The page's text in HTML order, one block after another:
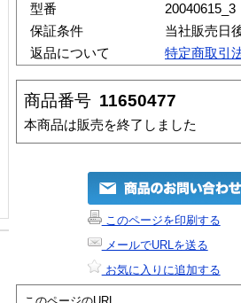
型番
20040615_3
保証条件
当社販売日
返品について
特定商取引
商品番号 11650477
本商品は販売を終了しました
このページを印刷する
メールでURLを送る
お気に入りに追加する